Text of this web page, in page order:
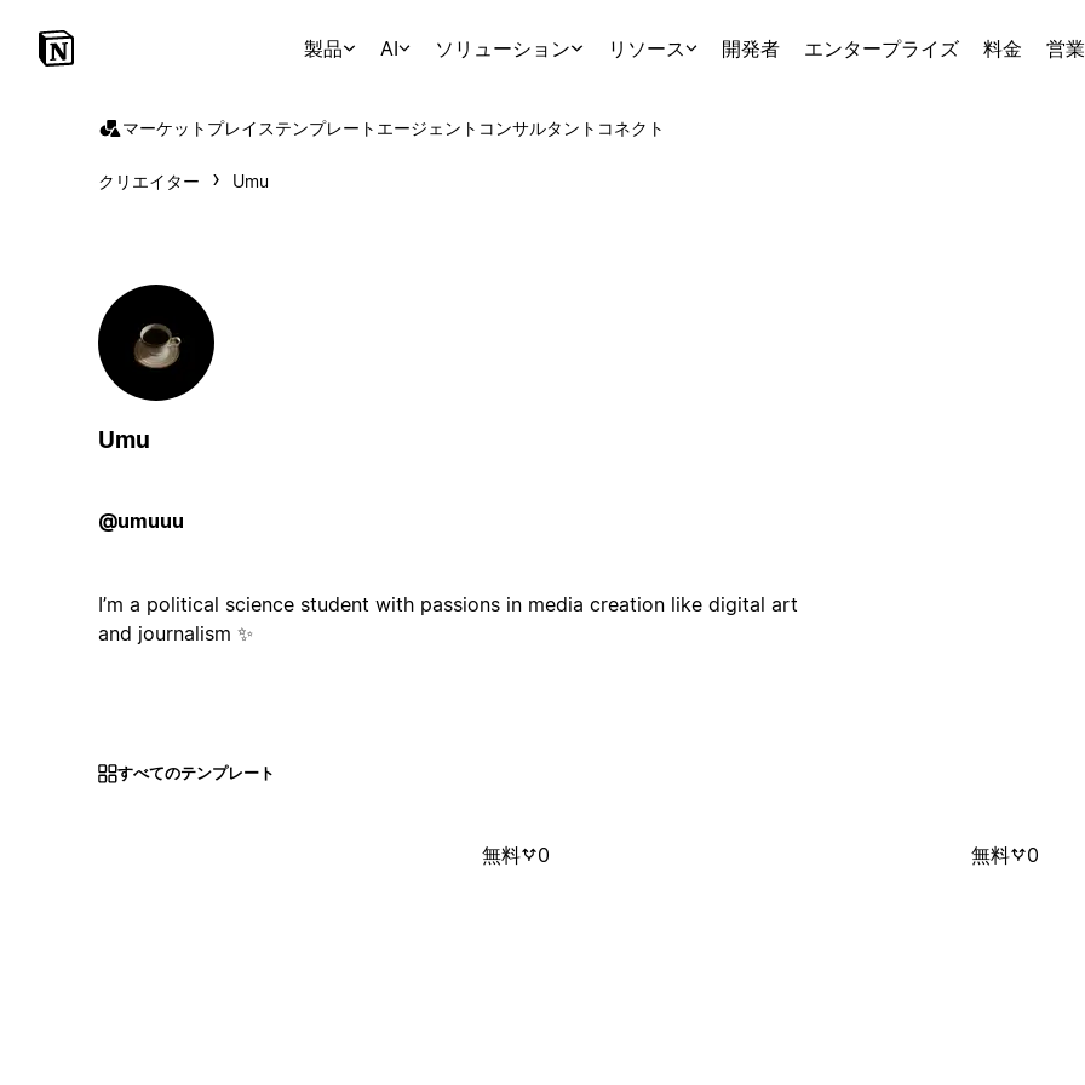
製品 AI ソリューション リソース 開発者 エンタープライズ 料金 営
マーケットプレイステンプレート エージェント コンサルタント コネクト
クリエイター Umu
Umu
@umuuu
I’m a political science student with passions in media creation like digital art
and journalism ✨
すべてのテンプレート
無料 0 無料 0